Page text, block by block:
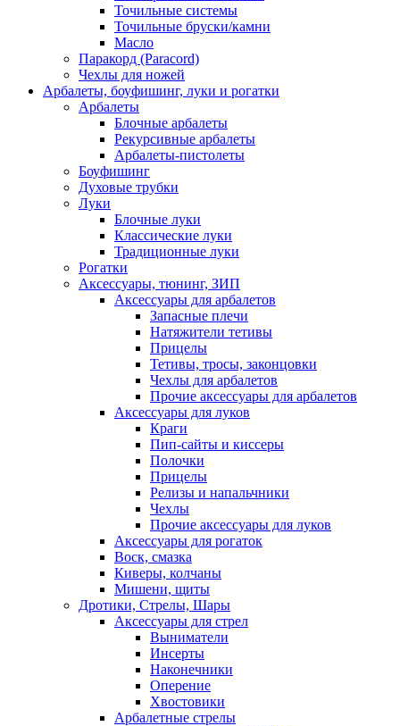
Точильные системы
Точильные бруски/камни
Масло
Паракорд (Paracord)
Чехлы для ножей
Арбалеты, боуфишинг, луки и рогатки
Арбалеты
Блочные арбалеты
Рекурсивные арбалеты
Арбалеты-пистолеты
Боуфишинг
Духовые трубки
Луки
Блочные луки
Классические луки
Традиционные луки
Рогатки
Аксессуары, тюнинг, ЗИП
Аксессуары для арбалетов
Запасные плечи
Натяжители тетивы
Прицелы
Тетивы, тросы, законцовки
Чехлы для арбалетов
Прочие аксессуары для арбалетов
Аксессуары для луков
Краги
Пип-сайты и киссеры
Полочки
Прицелы
Релизы и напальчники
Чехлы
Прочие аксессуары для луков
Аксессуары для рогаток
Воск, смазка
Киверы, колчаны
Мишени, щиты
Дротики, Стрелы, Шары
Аксессуары для стрел
Выниматели
Инсерты
Наконечники
Оперение
Хвостовики
Арбалетные стрелы